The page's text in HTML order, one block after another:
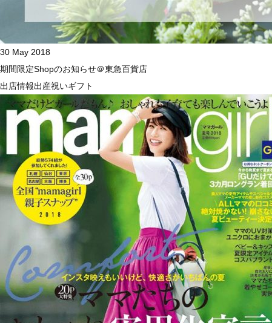
30 May 2018
期間限定Shopのお知らせ＠東急百貨店
出店情報出産祝いギフト